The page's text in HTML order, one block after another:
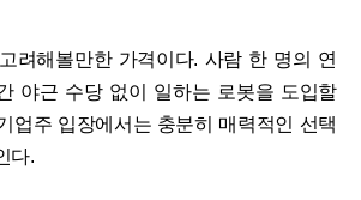
려해볼만한 가격이다. 사람 한 명의 연
야근 수당 없이 일하는 로봇을 도입할
업주 입장에서는 충분히 매력적인 선택
다.